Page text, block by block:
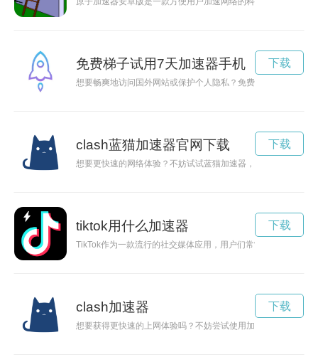
免费梯子试用7天加速器手机
想要畅爽地访问国外网站或保护个人隐私？免费梯子试用将成
下载
clash蓝猫加速器官网下载
想要更快速的网络体验？不妨试试蓝猫加速器，本文将为您详
下载
tiktok用什么加速器
TikTok作为一款流行的社交媒体应用，用户们常常为了吸引更
下载
clash加速器
想要获得更快速的上网体验吗？不妨尝试使用加速器clash，现
下载